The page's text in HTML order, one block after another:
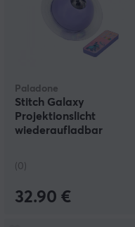
Paladone
Stitch Galaxy
Projektionslicht
wiederaufladbar
(0)
32.90 €